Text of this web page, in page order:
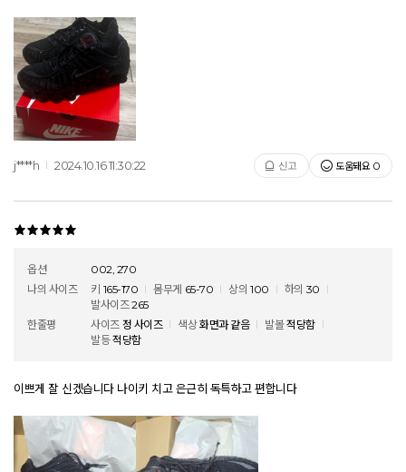
j****h 2024.10.16 11:30:22 신고 도움돼요 0
옵션
002, 270
나의 사이즈
키 165-170 몸무게 65-70 상의 100 하의 30
발사이즈 265
한줄평
사이즈 정 사이즈 색상 화면과 같음 발볼 적당함
발등 적당함
이쁘게 잘 신겠습니다 나이키 치고 은근히 독특하고 편합니다